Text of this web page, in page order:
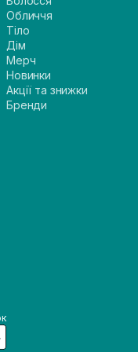
Обличчя
Тіло
Дім
Мерч
Новинки
Акції та знижки
Бренди